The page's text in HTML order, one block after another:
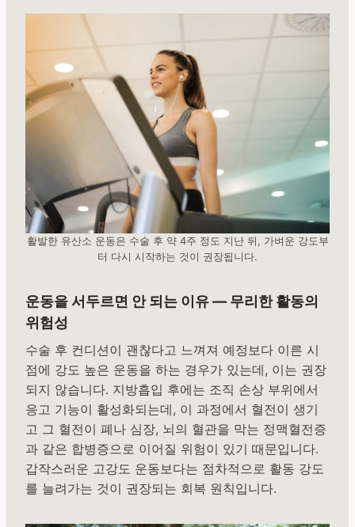
활발한 유산소 운동은 수술 후 약 4주 정도 지난 뒤, 가벼운 강도부
터 다시 시작하는 것이 권장됩니다.
운동을 서두르면 안 되는 이유 — 무리한 활동의
위험성
수술 후 컨디션이 괜찮다고 느껴져 예정보다 이른 시
점에 강도 높은 운동을 하는 경우가 있는데, 이는 권장
되지 않습니다. 지방흡입 후에는 조직 손상 부위에서
응고 기능이 활성화되는데, 이 과정에서 혈전이 생기
고 그 혈전이 폐나 심장, 뇌의 혈관을 막는 정맥혈전증
과 같은 합병증으로 이어질 위험이 있기 때문입니다.
갑작스러운 고강도 운동보다는 점차적으로 활동 강도
를 늘려가는 것이 권장되는 회복 원칙입니다.